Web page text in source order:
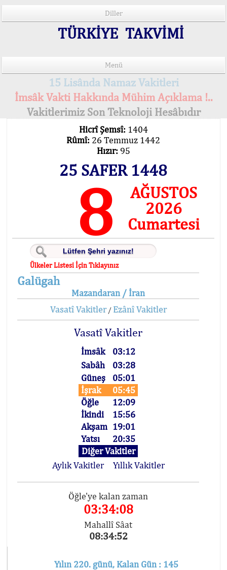
Diller
TÜRKİYE TAKVİMİ
Menü
15 Lisânda Namaz Vakitleri
İmsâk Vakti Hakkında Mühim Açıklama !..
Vakitlerimiz Son Teknoloji Hesâbıdır
Hicrî Şemsî: 1404
Rûmî: 26 Temmuz 1442
Hızır: 95
25 SAFER 1448
8
AĞUSTOS
2026
Cumartesi
Ülkeler Listesi İçin Tıklayınız
Galügah
Mazandaran / İran
Vasatî Vakitler/ Ezânî Vakitler
Vasatî Vakitler
İmsâk
03:12
Sabâh
03:28
Güneş
05:01
İşrak
05:45
Öğle
12:09
İkindi
15:56
Akşam 19:01
Yatsı
20:35
Diğer Vakitler
Aylık Vakitler
Yıllık Vakitler
Öğle'ye kalan zaman
03:34:08
Mahallî Sâat
08:34:52
Yılın 220. günü, Kalan Gün : 145